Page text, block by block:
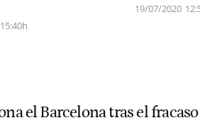
15:40h
19/07/2020
el Barcelona tras el